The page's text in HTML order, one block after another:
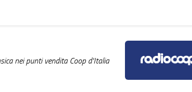
nei punti vendita Coop d'Italia